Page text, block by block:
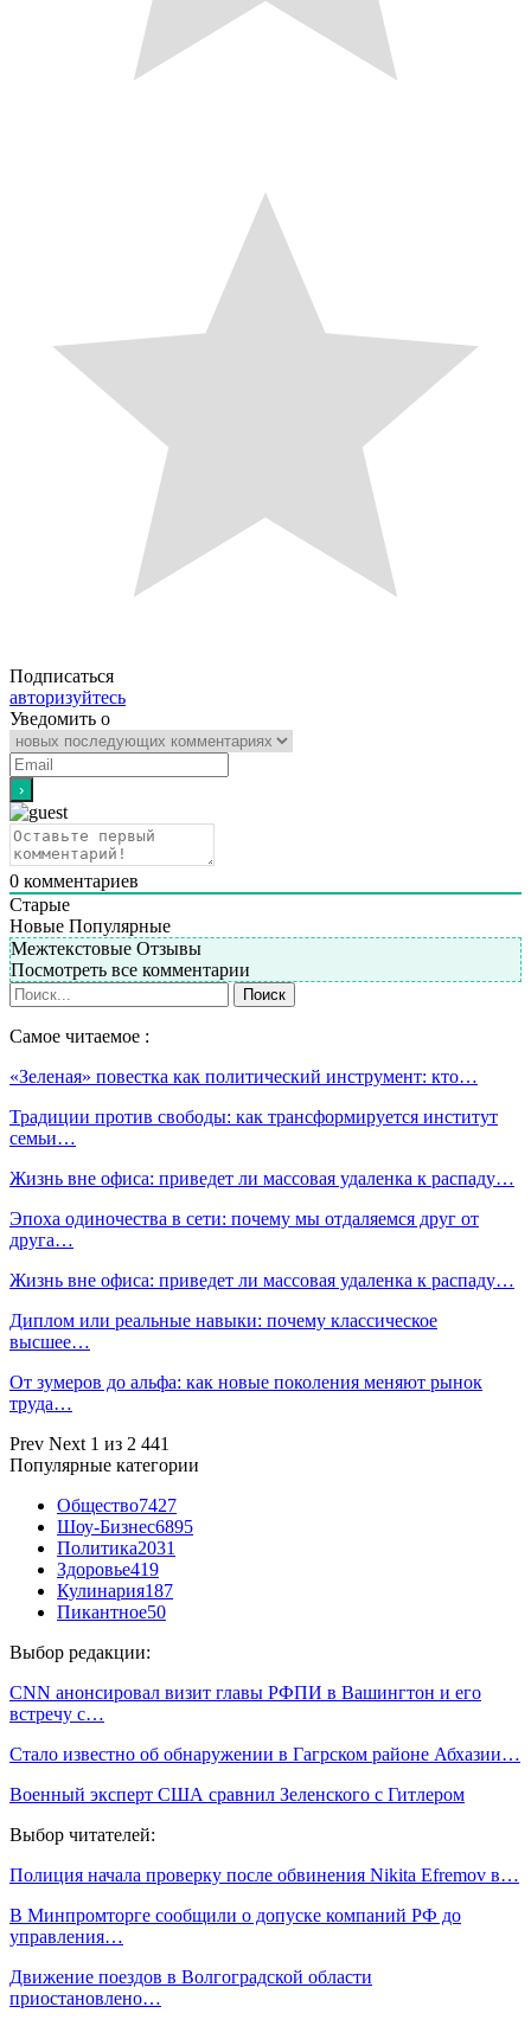
Подписаться
авторизуйтесь
Уведомить о
0 комментариев
Старые
Новые Популярные
Межтекстовые Отзывы
Посмотреть все комментарии
Самое читаемое :
«Зеленая» повестка как политический инструмент: кто…
Традиции против свободы: как трансформируется институт
семьи…
Жизнь вне офиса: приведет ли массовая удаленка к распаду…
Эпоха одиночества в сети: почему мы отдаляемся друг от
друга…
Жизнь вне офиса: приведет ли массовая удаленка к распаду…
Диплом или реальные навыки: почему классическое
высшее…
От зумеров до альфа: как новые поколения меняют рынок
труда…
Prev Next 1 из 2 441
Популярные категории
Общество7427
Шоу-Бизнес6895
Политика2031
Здоровье419
Кулинария187
Пикантное50
Выбор редакции:
CNN анонсировал визит главы РФПИ в Вашингтон и его
встречу с…
Стало известно об обнаружении в Гагрском районе Абхазии…
Военный эксперт США сравнил Зеленского с Гитлером
Выбор читателей:
Полиция начала проверку после обвинения Nikita Efremov в…
В Минпромторге сообщили о допуске компаний РФ до
управления…
Движение поездов в Волгоградской области
приостановлено…